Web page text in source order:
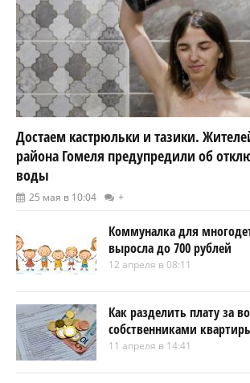
Достаем кастрюльки и тазики.
района Гомеля предупредили об
воды
25 мая в 10:04 +
Коммуналка для
выросла до 700 рублей
12 апреля в 08:11
Как разделить плату за
собственниками
11 апреля в 14:41